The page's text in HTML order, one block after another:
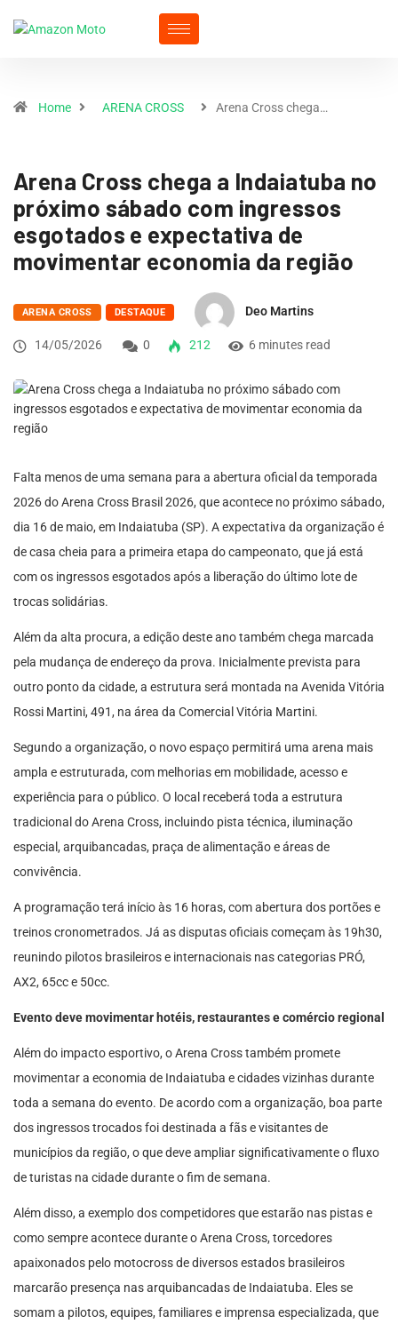
Home ARENA CROSS Arena Cross chega…
Arena Cross chega a Indaiatuba no
próximo sábado com ingressos
esgotados e expectativa de
movimentar economia da região
ARENA CROSS DESTAQUE Deo Martins
14/05/2026 0 212 6 minutes read
Falta menos de uma semana para a abertura oficial da temporada
2026 do Arena Cross Brasil 2026, que acontece no próximo sábado,
dia 16 de maio, em Indaiatuba (SP). A expectativa da organização é
de casa cheia para a primeira etapa do campeonato, que já está
com os ingressos esgotados após a liberação do último lote de
trocas solidárias.
Além da alta procura, a edição deste ano também chega marcada
pela mudança de endereço da prova. Inicialmente prevista para
outro ponto da cidade, a estrutura será montada na Avenida Vitória
Rossi Martini, 491, na área da Comercial Vitória Martini.
Segundo a organização, o novo espaço permitirá uma arena mais
ampla e estruturada, com melhorias em mobilidade, acesso e
experiência para o público. O local receberá toda a estrutura
tradicional do Arena Cross, incluindo pista técnica, iluminação
especial, arquibancadas, praça de alimentação e áreas de
convivência.
A programação terá início às 16 horas, com abertura dos portões e
treinos cronometrados. Já as disputas oficiais começam às 19h30,
reunindo pilotos brasileiros e internacionais nas categorias PRÓ,
AX2, 65cc e 50cc.
Evento deve movimentar hotéis, restaurantes e comércio regional
Além do impacto esportivo, o Arena Cross também promete
movimentar a economia de Indaiatuba e cidades vizinhas durante
toda a semana do evento. De acordo com a organização, boa parte
dos ingressos trocados foi destinada a fãs e visitantes de
municípios da região, o que deve ampliar significativamente o fluxo
de turistas na cidade durante o fim de semana.
Além disso, a exemplo dos competidores que estarão nas pistas e
como sempre acontece durante o Arena Cross, torcedores
apaixonados pelo motocross de diversos estados brasileiros
marcarão presença nas arquibancadas de Indaiatuba. Eles se
somam a pilotos, equipes, familiares e imprensa especializada, que